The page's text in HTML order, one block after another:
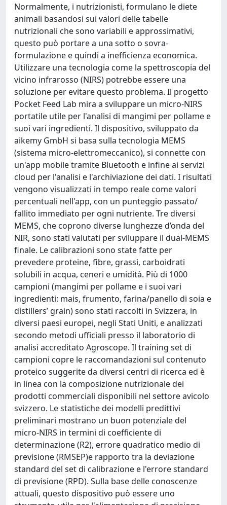
Normalmente, i nutrizionisti, formulano le diete
animali basandosi sui valori delle tabelle
nutrizionali che sono variabili e approssimativi,
questo può portare a una sotto o sovra-
formulazione e quindi a inefficienza economica.
Utilizzare una tecnologia come la spettroscopia del
vicino infrarosso (NIRS) potrebbe essere una
soluzione per evitare questo problema. Il progetto
Pocket Feed Lab mira a sviluppare un micro-NIRS
portatile utile per l'analisi di mangimi per pollame e
suoi vari ingredienti. Il dispositivo, sviluppato da
aikemy GmbH si basa sulla tecnologia MEMS
(sistema micro-elettromeccanico), si connette con
un'app mobile tramite Bluetooth e infine ai servizi
cloud per l'analisi e l'archiviazione dei dati. I risultati
vengono visualizzati in tempo reale come valori
percentuali nell'app, con un punteggio passato/
fallito immediato per ogni nutriente. Tre diversi
MEMS, che coprono diverse lunghezze d’onda del
NIR, sono stati valutati per sviluppare il dual-MEMS
finale. Le calibrazioni sono state fatte per
prevedere proteine, fibre, grassi, carboidrati
solubili in acqua, ceneri e umidità. Più di 1000
campioni (mangimi per pollame e i suoi vari
ingredienti: mais, frumento, farina/panello di soia e
distillers’ grain) sono stati raccolti in Svizzera, in
diversi paesi europei, negli Stati Uniti, e analizzati
secondo metodi ufficiali presso il laboratorio di
analisi accreditato Agroscope. Il training set di
campioni copre le raccomandazioni sul contenuto
proteico suggerite da diversi centri di ricerca ed è
in linea con la composizione nutrizionale dei
prodotti commerciali disponibili nel settore avicolo
svizzero. Le statistiche dei modelli predittivi
preliminari mostrano un buon potenziale del
micro-NIRS in termini di coefficiente di
determinazione (R2), errore quadratico medio di
previsione (RMSEP)e rapporto tra la deviazione
standard del set di calibrazione e l'errore standard
di previsione (RPD). Sulla base delle conoscenze
attuali, questo dispositivo può essere uno